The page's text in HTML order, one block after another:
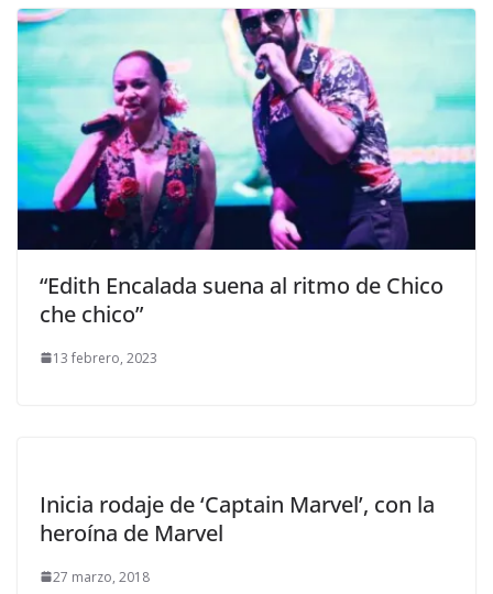
“Edith Encalada suena al ritmo de Chico
che chico”
13 febrero, 2023
Inicia rodaje de ‘Captain Marvel’, con la
heroína de Marvel
27 marzo, 2018